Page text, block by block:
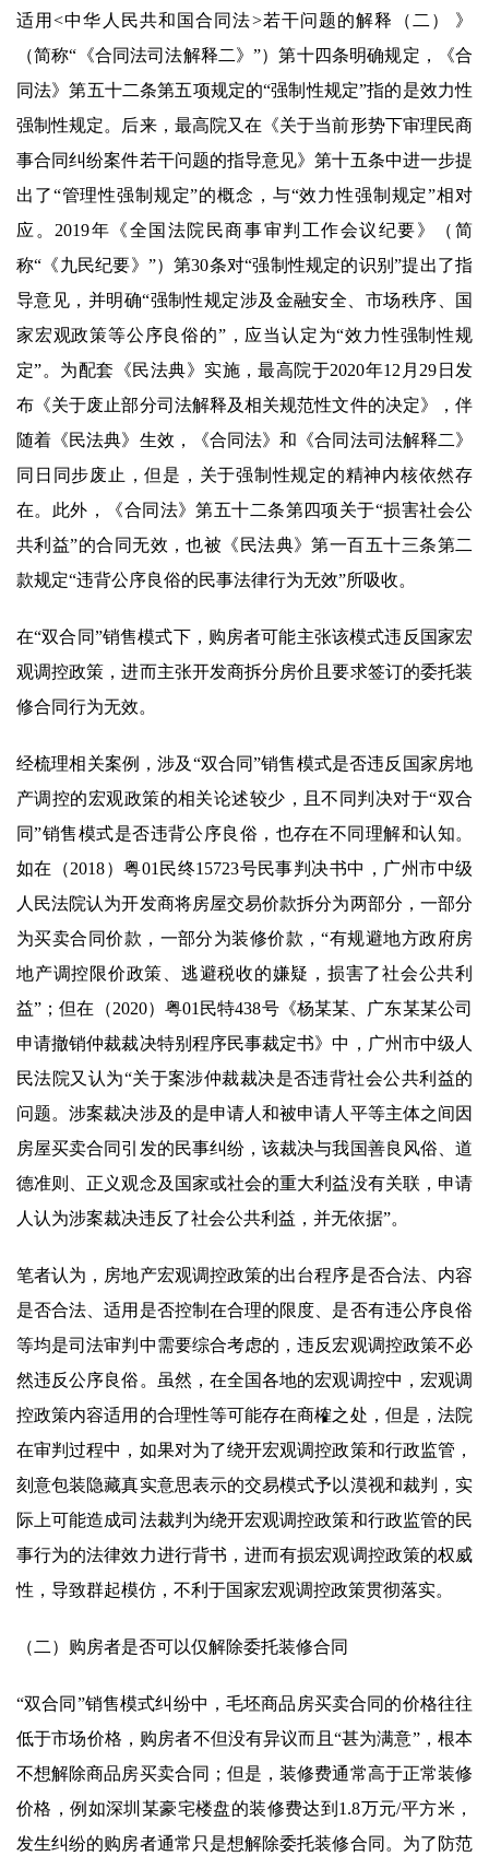
适用<中华人民共和国合同法>若干问题的解释（二） 》
（简称“《合同法司法解释二》”）第十四条明确规定，《合
同法》第五十二条第五项规定的“强制性规定”指的是效力性
强制性规定。后来，最高院又在《关于当前形势下审理民商
事合同纠纷案件若干问题的指导意见》第十五条中进一步提
出了“管理性强制规定”的概念，与“效力性强制规定”相对
应。2019年《全国法院民商事审判工作会议纪要》（简
称“《九民纪要》”）第30条对“强制性规定的识别”提出了指
导意见，并明确“强制性规定涉及金融安全、市场秩序、国
家宏观政策等公序良俗的”，应当认定为“效力性强制性规
定”。为配套《民法典》实施，最高院于2020年12月29日发
布《关于废止部分司法解释及相关规范性文件的决定》，伴
随着《民法典》生效，《合同法》和《合同法司法解释二》
同日同步废止，但是，关于强制性规定的精神内核依然存
在。此外，《合同法》第五十二条第四项关于“损害社会公
共利益”的合同无效，也被《民法典》第一百五十三条第二
款规定“违背公序良俗的民事法律行为无效”所吸收。
在“双合同”销售模式下，购房者可能主张该模式违反国家宏
观调控政策，进而主张开发商拆分房价且要求签订的委托装
修合同行为无效。
经梳理相关案例，涉及“双合同”销售模式是否违反国家房地
产调控的宏观政策的相关论述较少，且不同判决对于“双合
同”销售模式是否违背公序良俗，也存在不同理解和认知。
如在（2018）粤01民终15723号民事判决书中，广州市中级
人民法院认为开发商将房屋交易价款拆分为两部分，一部分
为买卖合同价款，一部分为装修价款，“有规避地方政府房
地产调控限价政策、逃避税收的嫌疑，损害了社会公共利
益”；但在（2020）粤01民特438号《杨某某、广东某某公司
申请撤销仲裁裁决特别程序民事裁定书》中，广州市中级人
民法院又认为“关于案涉仲裁裁决是否违背社会公共利益的
问题。涉案裁决涉及的是申请人和被申请人平等主体之间因
房屋买卖合同引发的民事纠纷，该裁决与我国善良风俗、道
德准则、正义观念及国家或社会的重大利益没有关联，申请
人认为涉案裁决违反了社会公共利益，并无依据”。
笔者认为，房地产宏观调控政策的出台程序是否合法、内容
是否合法、适用是否控制在合理的限度、是否有违公序良俗
等均是司法审判中需要综合考虑的，违反宏观调控政策不必
然违反公序良俗。虽然，在全国各地的宏观调控中，宏观调
控政策内容适用的合理性等可能存在商榷之处，但是，法院
在审判过程中，如果对为了绕开宏观调控政策和行政监管，
刻意包装隐藏真实意思表示的交易模式予以漠视和裁判，实
际上可能造成司法裁判为绕开宏观调控政策和行政监管的民
事行为的法律效力进行背书，进而有损宏观调控政策的权威
性，导致群起模仿，不利于国家宏观调控政策贯彻落实。
（二）购房者是否可以仅解除委托装修合同
“双合同”销售模式纠纷中，毛坯商品房买卖合同的价格往往
低于市场价格，购房者不但没有异议而且“甚为满意”，根本
不想解除商品房买卖合同；但是，装修费通常高于正常装修
价格，例如深圳某豪宅楼盘的装修费达到1.8万元/平方米，
发生纠纷的购房者通常只是想解除委托装修合同。为了防范